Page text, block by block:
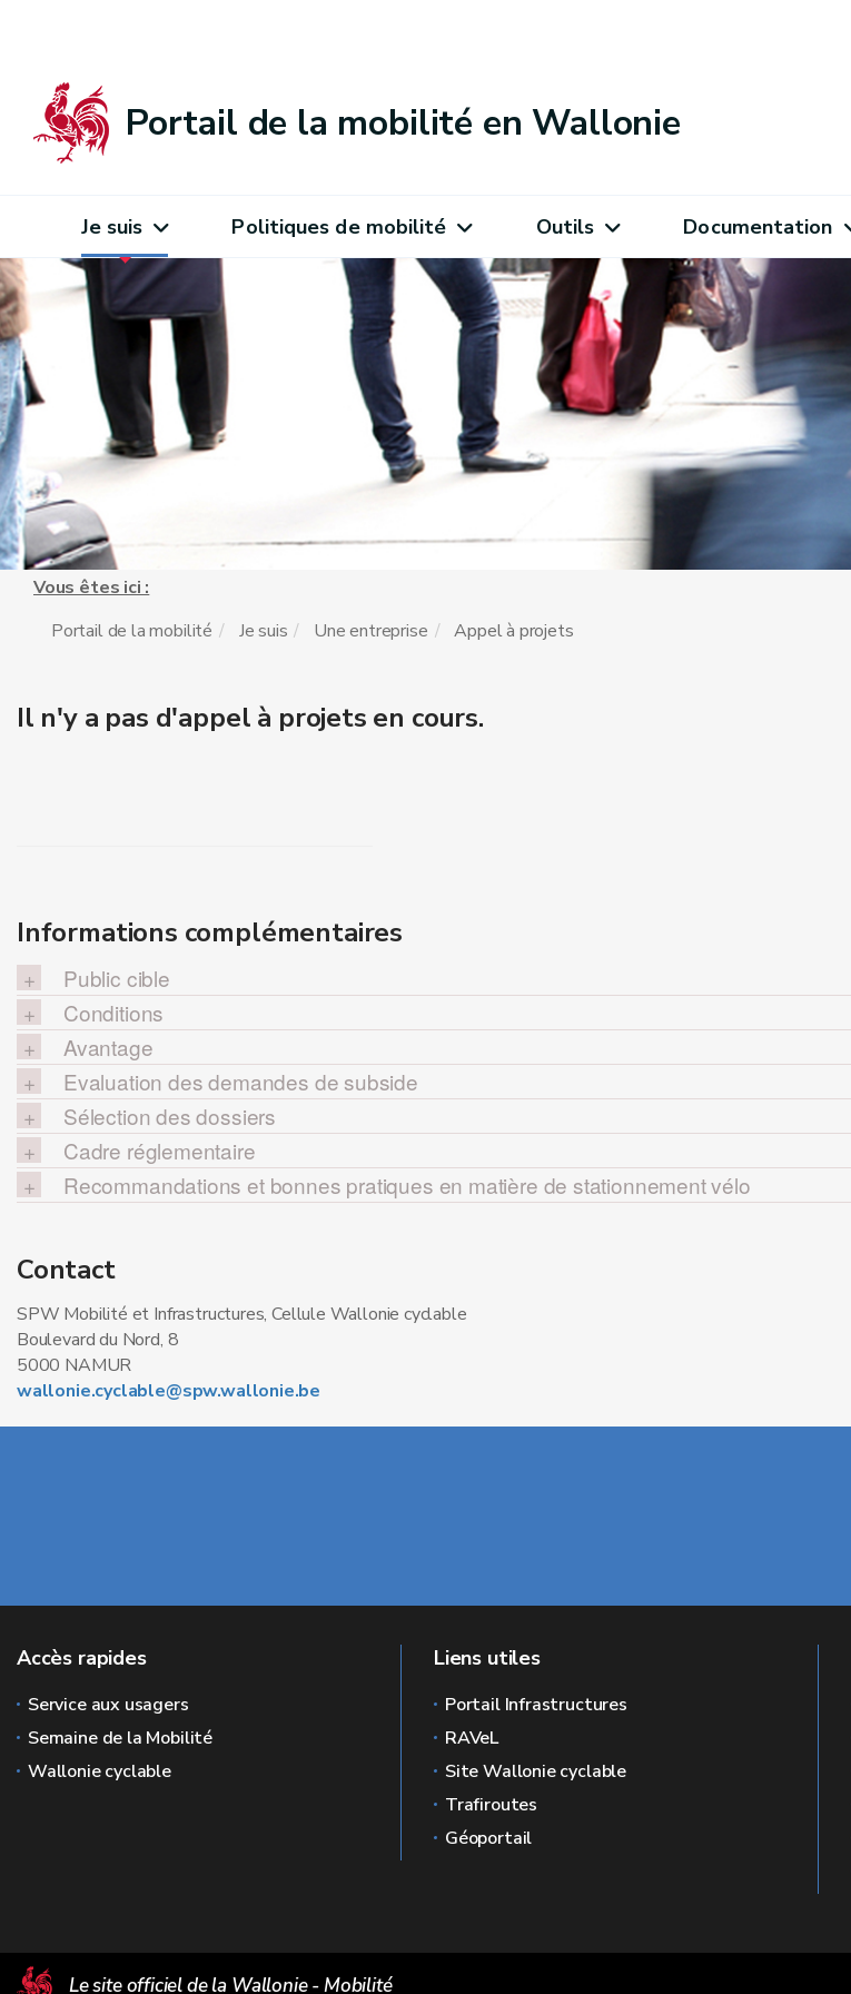
Portail de la mobilité en Wallonie
Je suis Politiques de mobilité Outils Documentation
Vous êtes ici :
Portail de la mobilité
Je suis Une entreprise Appel à projets
Il n'y a pas d'appel à projets en cours.
Informations complémentaires
Public cible
Conditions
Avantage
Evaluation des demandes de subside
Sélection des dossiers
Cadre réglementaire
Recommandations et bonnes pratiques en matière de stationnement vélo
Contact
SPW Mobilité et Infrastructures, Cellule Wallonie cyclable
Boulevard du Nord, 8
5000 NAMUR
wallonie.cyclable@spw.wallonie.be
Accès rapides
Service aux usagers
Semaine de la Mobilité
Wallonie cyclable
Liens utiles
Portail Infrastructures
RAVeL
Site Wallonie cyclable
Trafiroutes
Géoportail
Le site officiel de la Wallonie - Mobilité